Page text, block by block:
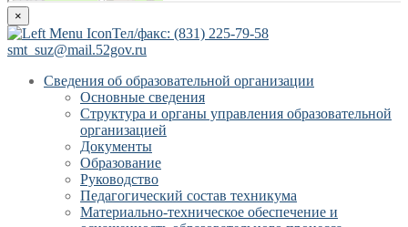
×
Тел/факс: (831) 225-79-58
smt_suz@mail.52gov.ru
Сведения об образовательной организации
Основные сведения
Структура и органы управления образовательной
организацией
Документы
Образование
Руководство
Педагогический состав техникума
Материально-техническое обеспечение и